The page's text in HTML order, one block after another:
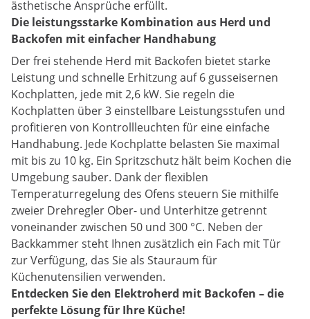
ästhetische Ansprüche erfüllt.
Die leistungsstarke Kombination aus Herd und
Backofen mit einfacher Handhabung
Der frei stehende Herd mit Backofen bietet starke
Leistung und schnelle Erhitzung auf 6 gusseisernen
Kochplatten, jede mit 2,6 kW. Sie regeln die
Kochplatten über 3 einstellbare Leistungsstufen und
profitieren von Kontrollleuchten für eine einfache
Handhabung. Jede Kochplatte belasten Sie maximal
mit bis zu 10 kg. Ein Spritzschutz hält beim Kochen die
Umgebung sauber. Dank der flexiblen
Temperaturregelung des Ofens steuern Sie mithilfe
zweier Drehregler Ober- und Unterhitze getrennt
voneinander zwischen 50 und 300 °C. Neben der
Backkammer steht Ihnen zusätzlich ein Fach mit Tür
zur Verfügung, das Sie als Stauraum für
Küchenutensilien verwenden.
Entdecken Sie den Elektroherd mit Backofen – die
perfekte Lösung für Ihre Küche!